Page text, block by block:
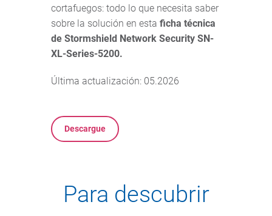
cortafuegos: todo lo que necesita saber
sobre la solución en esta ficha técnica
de Stormshield Network Security SN-
XL-Series-5200.
Última actualización: 05.2026
Descargue
Para descubrir